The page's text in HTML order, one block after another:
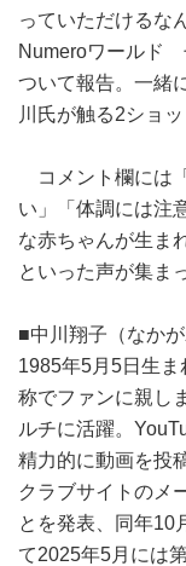
っていただけるな
Numeroワールド
ついて報告。一緒
川氏が触る2ショ
コメント欄には
い」「体調には注
な赤ちゃんが生ま
といった声が集ま
■中川翔子（なかが
1985年5月5日生
称でファンに親し
ルチに活躍。
精力的に動画を投
クラブサイトのメ
とを発表、同年10
て2025年5月には